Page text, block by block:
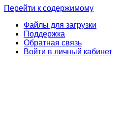
Перейти к содержимому
Файлы для загрузки
Поддержка
Обратная связь
Войти в личный кабинет